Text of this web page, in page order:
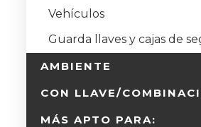
Vehículos
Guarda llaves y cajas de
AMBIENTE
CON LLAVE/
MÁS APTO PARA: